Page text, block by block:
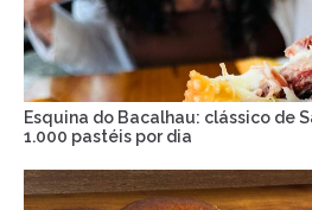
Esquina do Bacalhau: clássico de
1.000 pastéis por dia